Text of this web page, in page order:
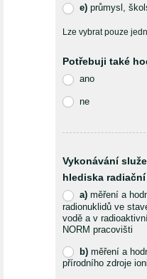
e) průmysl,
Lze vybrat pouze
Potřebuji také
ano
ne
Vykonávání
hlediska
a) měření a
radionuklidů ve
vodě a v
NORM pracovišti
b) měření a
přírodního zdroje